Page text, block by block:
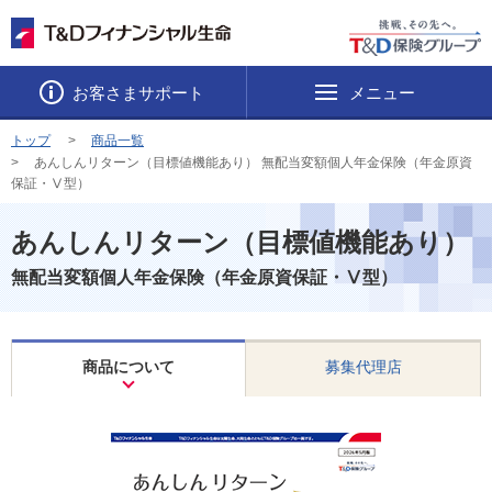
お客さまサポート メニュー
トップ
商品一覧
あんしんリターン（目標値機能あり） 無配当変額個人年金保険（年金原資
保証・Ⅴ型）
あんしんリターン（目標値機能あり）
無配当変額個人年金保険（年金原資保証・Ⅴ型）
商品について 募集代理店